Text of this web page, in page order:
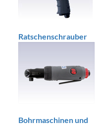
Ratschenschrauber
Bohrmaschinen und